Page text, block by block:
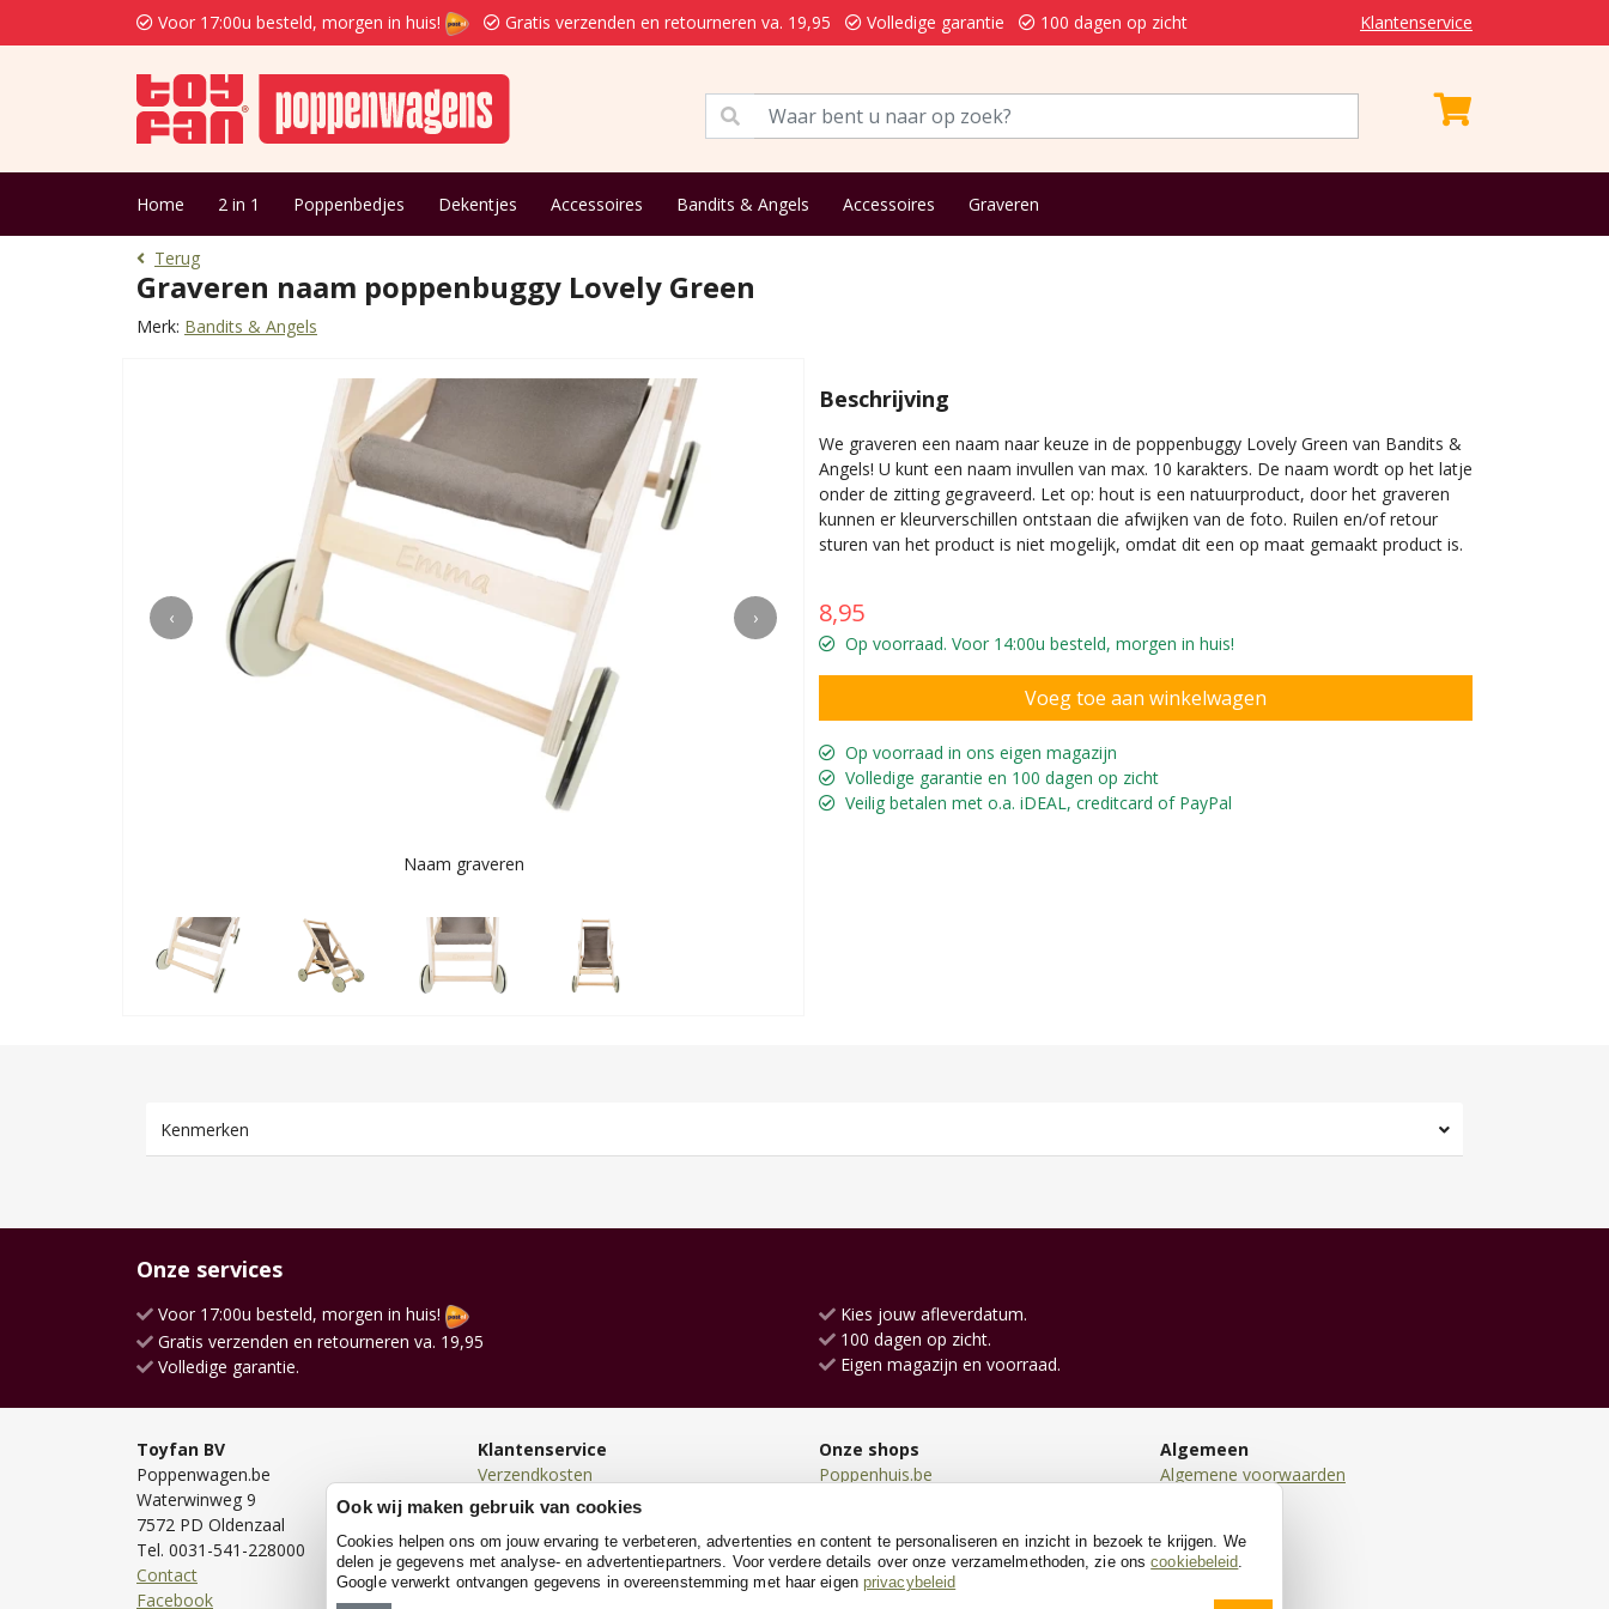
Voor 17:00u besteld, morgen in huis! Gratis verzenden en retourneren va. 19,95 Volledige garantie 100 dagen op zicht Klantenservice
Home 2 in 1 Poppenbedjes Dekentjes Accessoires Bandits & Angels Accessoires Graveren
Terug
Graveren naam poppenbuggy Lovely Green
Merk: Bandits & Angels
‹ ›
Naam graveren
Beschrijving
We graveren een naam naar keuze in de poppenbuggy Lovely Green van Bandits &
Angels! U kunt een naam invullen van max. 10 karakters. De naam wordt op het latje
onder de zitting gegraveerd. Let op: hout is een natuurproduct, door het graveren
kunnen er kleurverschillen ontstaan die afwijken van de foto. Ruilen en/of retour
sturen van het product is niet mogelijk, omdat dit een op maat gemaakt product is.
8,95
Op voorraad. Voor 14:00u besteld, morgen in huis!
Op voorraad in ons eigen magazijn
Volledige garantie en 100 dagen op zicht
Veilig betalen met o.a. iDEAL, creditcard of PayPal
Kenmerken
Onze services
Voor 17:00u besteld, morgen in huis!
Gratis verzenden en retourneren va. 19,95
Volledige garantie.
Kies jouw afleverdatum.
100 dagen op zicht.
Eigen magazijn en voorraad.
Toyfan BV
Poppenwagen.be
Waterwinweg 9
7572 PD Oldenzaal
Tel. 0031-541-228000
Contact
Facebook
Klantenservice
Verzendkosten
Bezorgen
Betalen
Retourneren
Onze shops
Poppenhuis.be
Loopauto.be
SpeeltentXL.be
Algemeen
Algemene voorwaarden
Cookies
Ook wij maken gebruik van cookies
Cookies helpen ons om jouw ervaring te verbeteren, advertenties en content te personaliseren en inzicht in bezoek te krijgen. We
delen je gegevens met analyse- en advertentiepartners. Voor verdere details over onze verzamelmethoden, zie onscookiebeleid
Google verwerkt ontvangen gegevens in overeenstemming met haar eigen privacybeleid